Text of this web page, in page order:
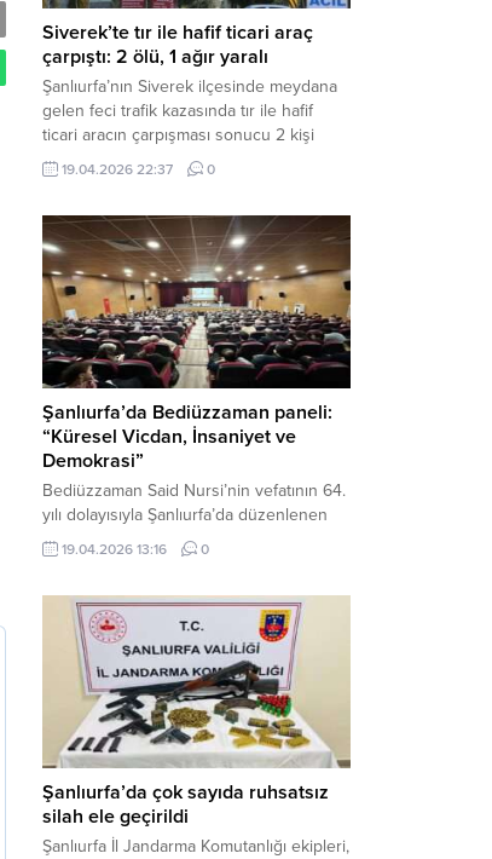
Siverek’te tır ile hafif ticari araç
çarpıştı: 2 ölü, 1 ağır yaralı
Şanlıurfa’nın Siverek ilçesinde meydana
gelen feci trafik kazasında tır ile hafif
ticari aracın çarpışması sonucu 2 kişi
yaşamını yitirdi, 1 kişi ise ağır yaralandı.
Haber Merkezi – Siverek-Adıyaman kara
çarpışması sonucu meydana gelen
kazada can pazarı yaşandı. Kafa Kafaya
Çarpıştılar Edinilen bilgilere göre,
Hüseyin Çelik (29)...
19.04.2026 22:37 0
Şanlıurfa’da Bediüzzaman paneli:
“Küresel Vicdan, İnsaniyet ve
Demokrasi”
Bediüzzaman Said Nursi’nin vefatının 64.
yılı dolayısıyla Şanlıurfa’da düzenlenen
panelde, günümüzün manevi ve
toplumsal sorunlarına Risale-i Nur
Necmettin Cevheri Kültür Merkezi’nde
gerçekleştirilen “Küresel Vicdan,
İnsaniyet ve Demokrasi” başlıklı panel,
hürriyet, adalet ve hukuk vurgularıyla
yoğun katılıma sahne oldu. Haber
Merkezi – Bediüzzaman Eğitim Kültür ve
Sanat...
19.04.2026 13:16 0
Şanlıurfa’da çok sayıda ruhsatsız
silah ele geçirildi
Şanlıurfa İl Jandarma Komutanlığı ekipleri,